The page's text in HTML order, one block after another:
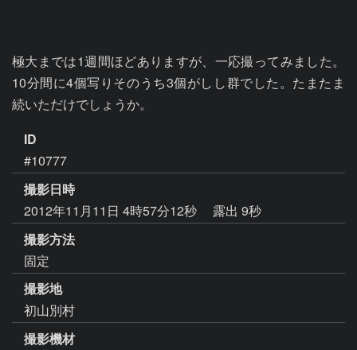
極大までは1週間ほどありますが、一応撮ってみました。
10分間に4個写りそのうち3個がしし群でした。たまたま
続いただけでしょうか。
ID
#10777
撮影日時
2012年11月11日 4時57分12秒
露出 9秒
撮影方法
固定
撮影地
初山別村
撮影機材